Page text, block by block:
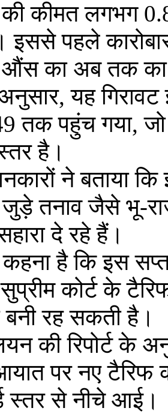
की कीमत लगभग
पहले
औंस का अब तक
यह
तक पहुंच गया,
है।
ने बताया
तनाव जैसे भू-
दे रहे हैं।
कहना है कि इस
कोर्ट के
रह सकती है।
की रिपोर्ट के
पर नए टैरिफ
स्तर से नीचे आई।